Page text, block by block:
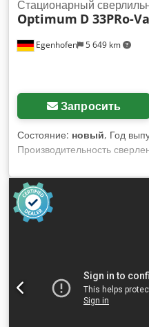
Egenhofen 5 649 km
Стационарный
Optimum D 33PRo-
Запросить
Состояние: новый, Год
Производительность
сверлении: 30 мм / 25 мм
плавная регулировка 120 -
шпинделя: MK-4 Dwjdpfx
мм Вылет шпинделя: 254 мм
мм Наклон/поворот